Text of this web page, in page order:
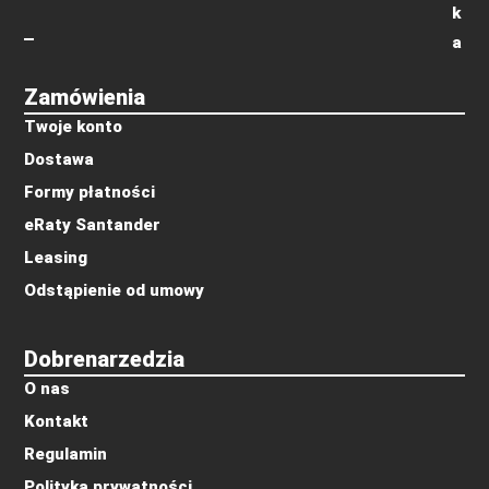
Dobrenarzedzia
O nas
Kontakt
Regulamin
Zamówienia
Twoje konto
Dostawa
Formy płatności
eRaty Santander
Leasing
Odstąpienie od umowy
k
a